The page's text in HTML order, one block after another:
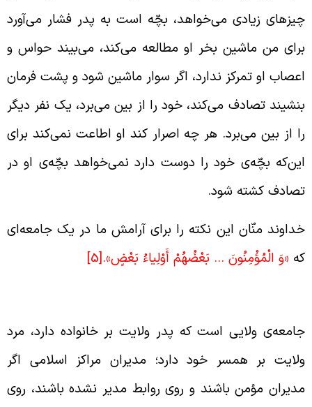
زیادی می‌خواهد، بچّه است به پدر فشار می‌آورد
من ماشین بخر او مطالعه می‌کند، می‌بیند حواس و
او تمرکز ندارد، اگر سوار ماشین شود و پشت فرمان
تصادف می‌کند، خود را از بین می‌برد، یک نفر دیگر
از بین می‌برد. هر چه اصرار کند او اطاعت نمی‌کند برای
بچّه‌ی خود را دوست دارد نمی‌خواهد بچّه‌ی او در
کشته شود.
منّان این نکته را برای آرامش ما در یک جامعه‌ای
«وَ الْمُؤْمِنُونَ … بَعْضُهُمْ أَوْلِياءُ بَعْضٍ».[5]
ولایی است که پدر ولایت بر خانواده دارد، مرد
بر همسر خود دارد؛ مدیران مراکز اسلامی اگر
مؤمن باشند و روی روابط مدیر نشده باشند، روی